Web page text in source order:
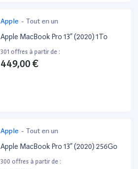
Apple - Tout en un
Apple MacBook Pro 13” (2020) 1To
301 offres à partir de :
449,00 €
Apple - Tout en un
Apple MacBook Pro 13” (2020) 256Go
300 offres à partir de :